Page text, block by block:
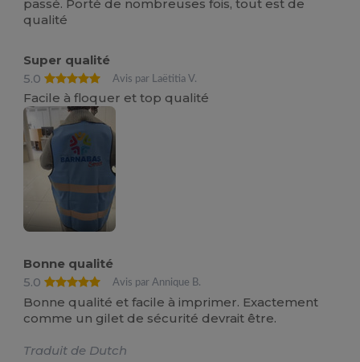
passé. Porté de nombreuses fois, tout est de
qualité
Super qualité
5.0
Avis par Laëtitia V.
Facile à floquer et top qualité
Bonne qualité
5.0
Avis par Annique B.
Bonne qualité et facile à imprimer. Exactement
comme un gilet de sécurité devrait être.
Traduit de Dutch